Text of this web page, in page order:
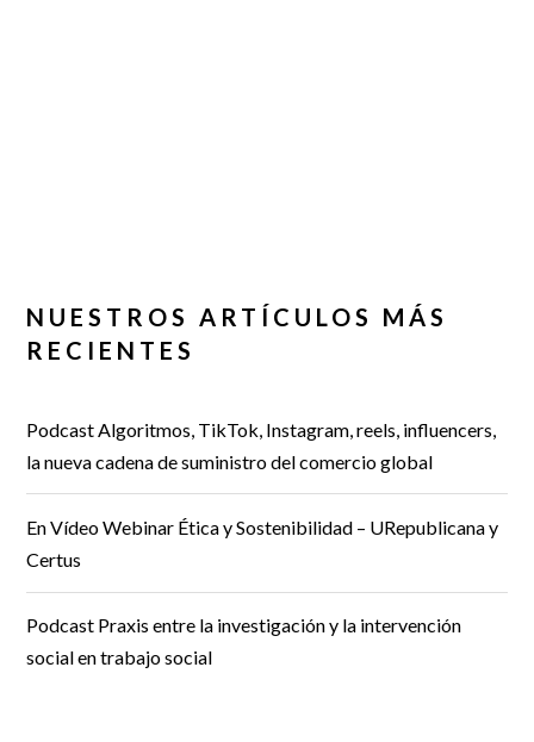
NUESTROS ARTÍCULOS MÁS
RECIENTES
Podcast Algoritmos, TikTok, Instagram, reels, influencers,
la nueva cadena de suministro del comercio global
En Vídeo Webinar Ética y Sostenibilidad – URepublicana y
Certus
Podcast Praxis entre la investigación y la intervención
social en trabajo social